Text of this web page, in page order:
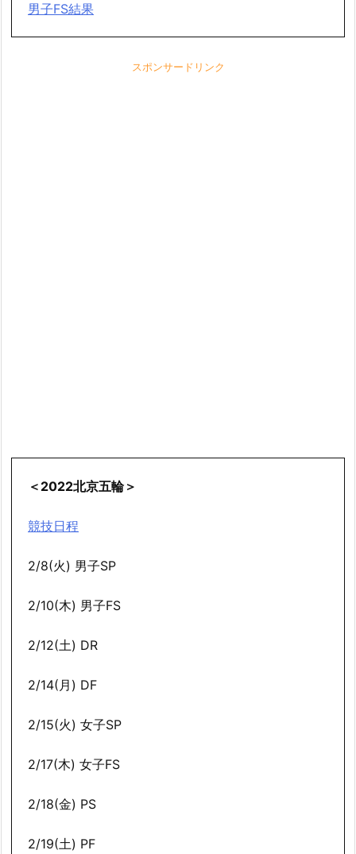
男子FS結果
スポンサードリンク
＜2022北京五輪＞
競技日程
2/8(火) 男子SP
2/10(木) 男子FS
2/12(土) DR
2/14(月) DF
2/15(火) 女子SP
2/17(木) 女子FS
2/18(金) PS
2/19(土) PF